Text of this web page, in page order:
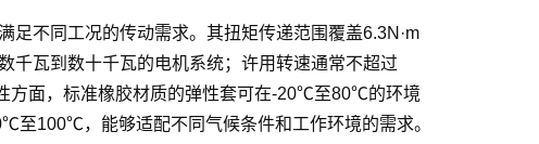
不同工况的传动需求。其扭矩传递范围覆盖6.3N·m
千瓦到数十千瓦的电机系统；许用转速通常不超过
方面，标准橡胶材质的弹性套可在-20℃至80℃的环境
至100℃，能够适配不同气候条件和工作环境的需求。